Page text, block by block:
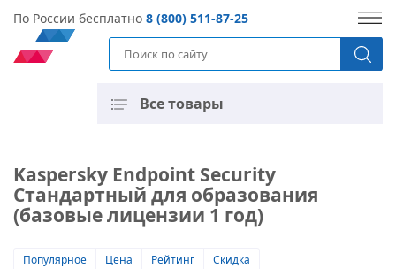
По России бесплатно 8 (800) 511-87-25
Все товары
Kaspersky Endpoint Security
Стандартный для образования
(базовые лицензии 1 год)
Популярное Цена Рейтинг Скидка